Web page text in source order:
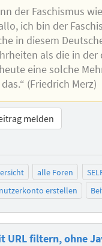
der Faschismus
ich bin der
in diesem
als die in
eine solche
(Friedrich Merz)
melden
alle Foren
erstellen
URL filtern, ohne